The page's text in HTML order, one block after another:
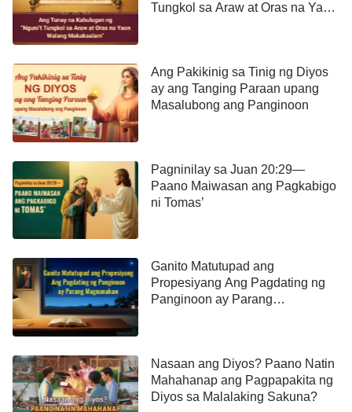
Tungkol sa Araw at Oras na Yaon
Ang Pakikinig sa Tinig ng Diyos
ay ang Tanging Paraan upang
Masalubong ang Panginoon
Pagninilay sa Juan 20:29—
Paano Maiwasan ang Pagkabigo
ni Tomas’
Ganito Matutupad ang
Propesiyang Ang Pagdating ng
Panginoon ay Parang
Nasaan ang Diyos? Paano Natin
Mahahanap ang Pagpapakita ng
Diyos sa Malalaking Sakuna?